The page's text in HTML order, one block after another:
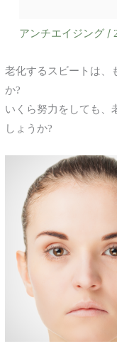
アンチエイジング /
老化するスビートは、
か?
いくら努力をしても、
しょうか?